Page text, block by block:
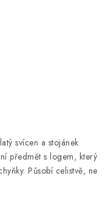
svícen a stojánek
předmět s logem, který
Působí celistvě, ne